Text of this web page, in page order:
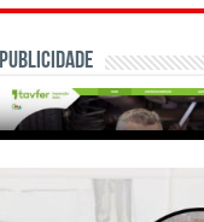
Publicidade